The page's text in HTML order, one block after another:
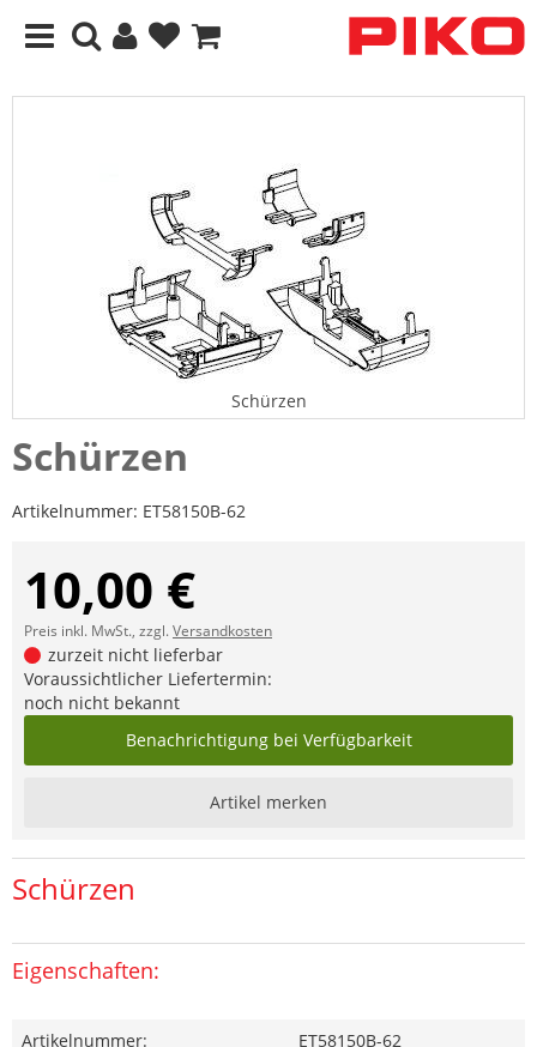
Schürzen
Schürzen
Artikelnummer: ET58150B-62
10,00 €
Preis inkl. MwSt., zzgl.Versandkosten
zurzeit nicht lieferbar
Voraussichtlicher Liefertermin:
noch nicht bekannt
Benachrichtigung bei Verfügbarkeit
Artikel merken
Schürzen
Eigenschaften:
Artikelnummer:
ET58150B-62